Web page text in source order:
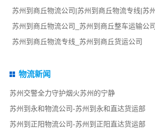
苏州到商丘物流公司|苏州到商丘物流专线|苏
苏州到商丘物流公司_苏州到商丘整车运输公司
苏州到商丘物流专线_苏州到商丘货运公司
物流新闻
苏州交警全力守护烟火苏州的宁静
苏州到永和物流公司-苏州到永和直达货运部
苏州到正阳物流公司-苏州到正阳直达货运部